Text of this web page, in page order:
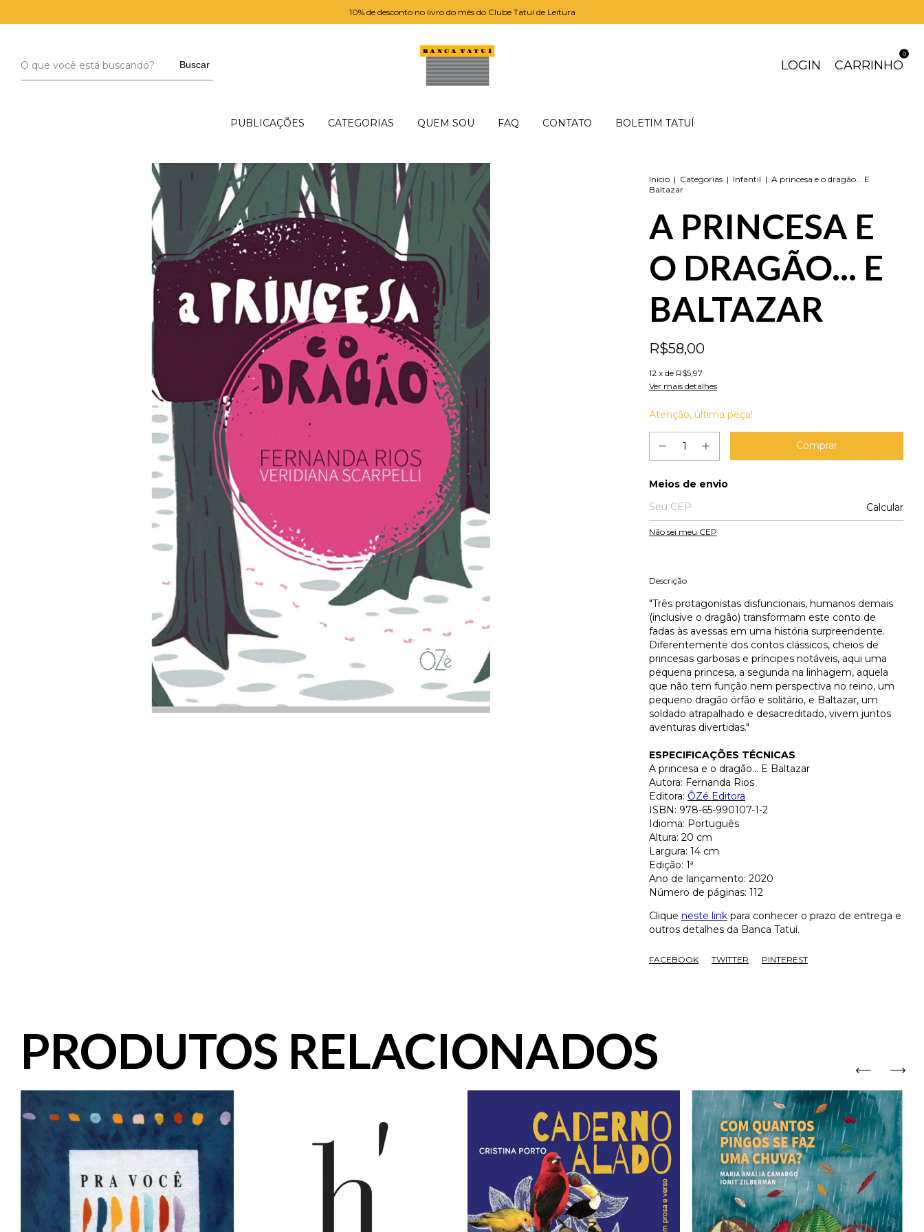
10% de desconto no livro do mês do Clube Tatuí de Leitura
Buscar LOGIN CARRINHO
0
PUBLICAÇÕES CATEGORIAS QUEM SOU FAQ CONTATO BOLETIM TATUÍ
Início | Categorias | Infantil | A princesa e o dragão... E
Baltazar
A PRINCESA E
O DRAGÃO... E
BALTAZAR
R$58,00
12 x de R$5,97
Ver mais detalhes
Atenção, última peça!
Entregas para o CEP:
Meios de envio
Calcular
Não sei meu CEP
Descrição
"Três protagonistas disfuncionais, humanos demais
(inclusive o dragão) transformam este conto de
fadas às avessas em uma história surpreendente.
Diferentemente dos contos clássicos, cheios de
princesas garbosas e príncipes notáveis, aqui uma
pequena princesa, a segunda na linhagem, aquela
que não tem função nem perspectiva no reino, um
pequeno dragão órfão e solitário, e Baltazar, um
soldado atrapalhado e desacreditado, vivem juntos
aventuras divertidas."
ESPECIFICAÇÕES TÉCNICAS
A princesa e o dragão... E Baltazar
Autora: Fernanda Rios
Editora: ÔZé Editora
ISBN: 978-65-990107-1-2
Idioma: Português
Altura: 20 cm
Largura: 14 cm
Edição: 1ª
Ano de lançamento: 2020
Número de páginas: 112
Clique neste link para conhecer o prazo de entrega e
outros detalhes da Banca Tatuí.
FACEBOOK TWITTER PINTEREST
PRODUTOS RELACIONADOS